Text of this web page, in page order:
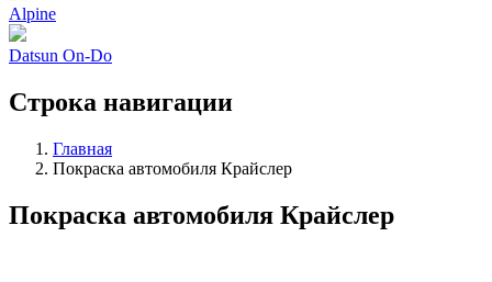
Alpine
Datsun On-Do
Строка навигации
Главная
Покраска автомобиля Крайслер
Покраска автомобиля Крайслер